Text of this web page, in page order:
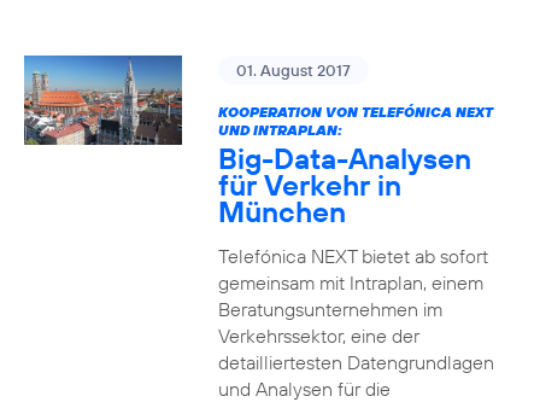
01. August 2017
KOOPERATION VON TELEFÓNICA NEXT
UND INTRAPLAN:
Big-Data-Analysen
für Verkehr in
München
Telefónica NEXT bietet ab sofort
gemeinsam mit Intraplan, einem
Beratungsunternehmen im
Verkehrssektor, eine der
detailliertesten Datengrundlagen
und Analysen für die